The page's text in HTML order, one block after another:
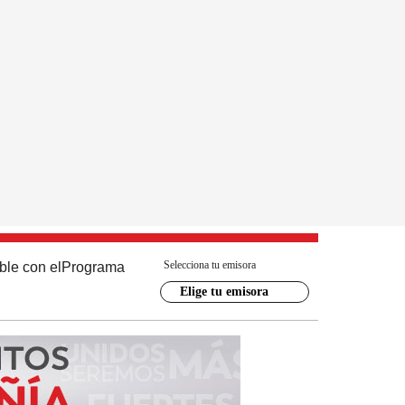
con el Programa Selecciona tu emisora
Elige tu emisora